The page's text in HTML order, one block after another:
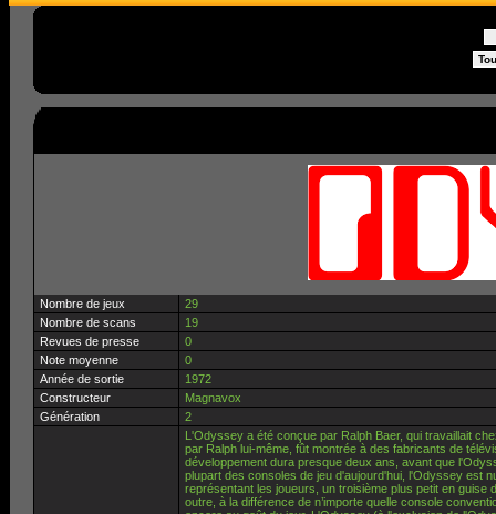
Nombre de jeux
29
Nombre de scans
19
Revues de presse
0
Note moyenne
0
Année de sortie
1972
Constructeur
Magnavox
Génération
2
L'Odyssey a été conçue par Ralph Baer, qui travaillait
par Ralph lui-même, fût montrée à des fabricants de
développement dura presque deux ans, avant que
plupart des consoles de jeu d'aujourd'hui, l'Odyssey est
représentant les joueurs, un troisième plus petit en guise
outre, à la différence de n’importe quelle console